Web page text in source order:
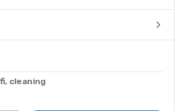
cleaning